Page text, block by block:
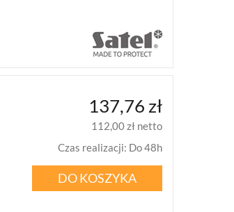
137,76 zł
112,00 zł netto
Czas realizacji: Do 48h
DO KOSZYKA